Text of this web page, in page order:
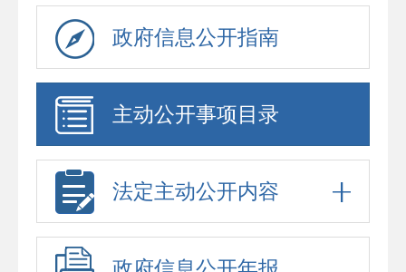
政府信息公开指南
主动公开事项目录
法定主动公开内容